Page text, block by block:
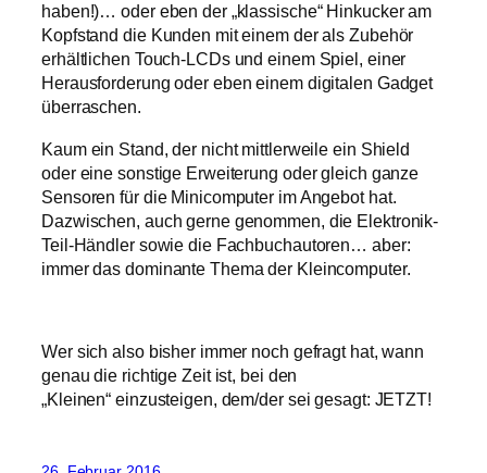
haben!)… oder eben der „klassische“ Hinkucker am
Kopfstand die Kunden mit einem der als Zubehör
erhältlichen Touch-LCDs und einem Spiel, einer
Herausforderung oder eben einem digitalen Gadget
überraschen.
Kaum ein Stand, der nicht mittlerweile ein Shield
oder eine sonstige Erweiterung oder gleich ganze
Sensoren für die Minicomputer im Angebot hat.
Dazwischen, auch gerne genommen, die Elektronik-
Teil-Händler sowie die Fachbuchautoren… aber:
immer das dominante Thema der Kleincomputer.
Wer sich also bisher immer noch gefragt hat, wann
genau die richtige Zeit ist, bei den
„Kleinen“ einzusteigen, dem/der sei gesagt: JETZT!